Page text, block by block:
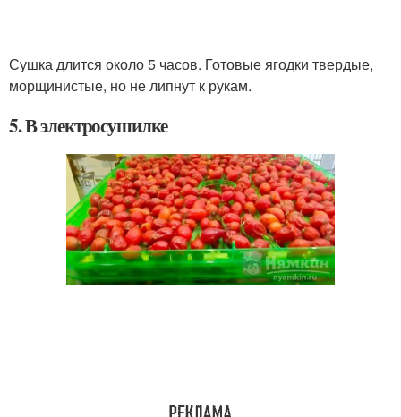
Сушка длится около 5 часов. Готовые ягодки твердые,
морщинистые, но не липнут к рукам.
5. В электросушилке